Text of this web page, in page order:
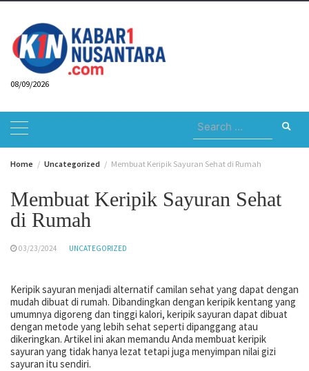
content
08/09/2026
Search
for:
Home Uncategorized Membuat Keripik Sayuran Sehat di Rumah
Membuat Keripik Sayuran Sehat
di Rumah
03/23/2024 UNCATEGORIZED
Keripik sayuran menjadi alternatif camilan sehat yang dapat dengan
mudah dibuat di rumah. Dibandingkan dengan keripik kentang yang
umumnya digoreng dan tinggi kalori, keripik sayuran dapat dibuat
dengan metode yang lebih sehat seperti dipanggang atau
dikeringkan. Artikel ini akan memandu Anda membuat keripik
sayuran yang tidak hanya lezat tetapi juga menyimpan nilai gizi
sayuran itu sendiri.